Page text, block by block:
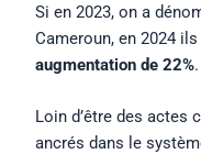
Si en 2023, on a
Cameroun, en 2024
augmentation de 22%.
Loin d’être des
ancrés dans le